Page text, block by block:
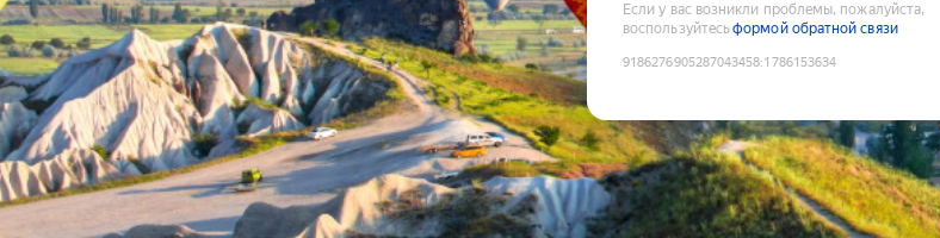
Если у вас возникли проблемы, пожалуйста,
воспользуйтесьформой обратной связи
9186276905287043458:1786153634